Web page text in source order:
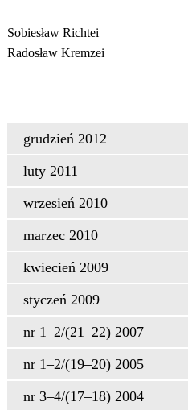
Sobiesław Richtei
Radosław Kremzei
grudzień 2012
luty 2011
wrzesień 2010
marzec 2010
kwiecień 2009
styczeń 2009
nr 1–2/(21–22) 2007
nr 1–2/(19–20) 2005
nr 3–4/(17–18) 2004